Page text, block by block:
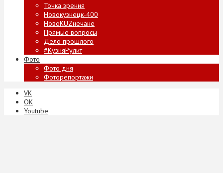
Точка зрения
Новокузнецк-400
НовоKUZнечане
Прямые вопросы
Дело прошлого
#КузняРулит
Фото
Фото дня
Фоторепортажи
VK
ОК
Youtube